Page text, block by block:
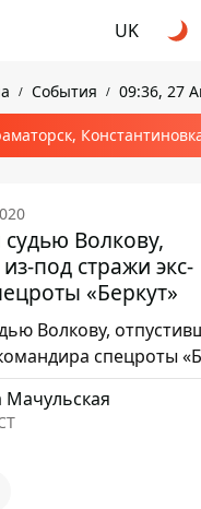
UK
События 09:36, 27
Волкову,
под стражи экс-
«Беркут»
Волкову,
спецроты
Мачульская